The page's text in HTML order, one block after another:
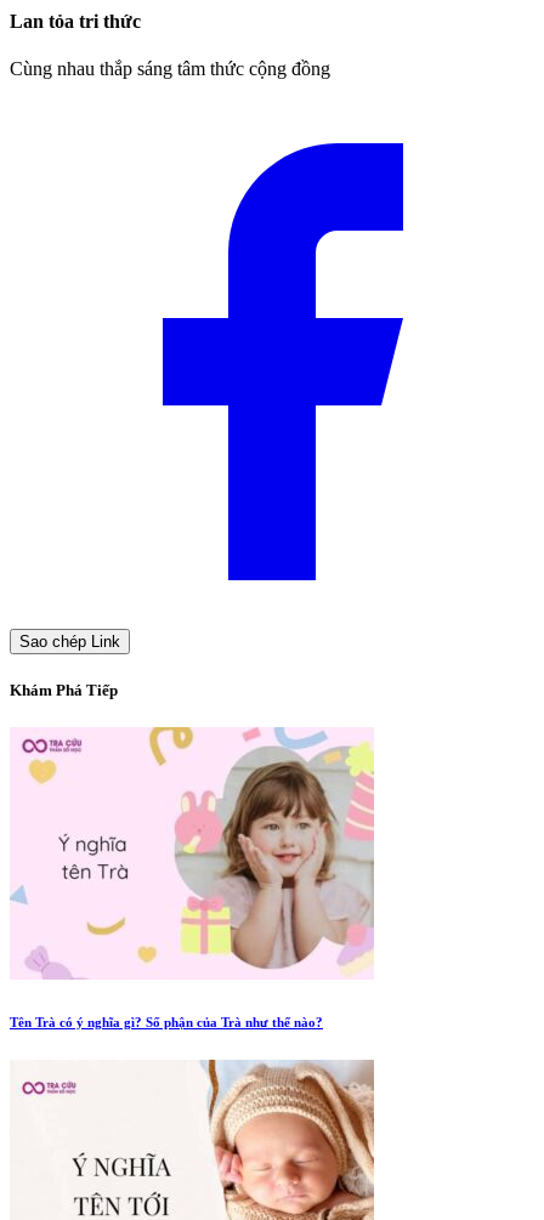
Lan tỏa tri thức
Cùng nhau thắp sáng tâm thức cộng đồng
Sao chép Link
Khám Phá Tiếp
Tên Trà có ý nghĩa gì? Số phận của Trà như thế nào?